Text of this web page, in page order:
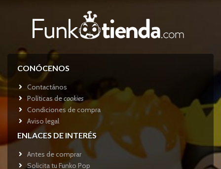
CONÓCENOS
Contactános
Políticas decookies
Condiciones de compra
Aviso legal
ENLACES DE INTERÉS
Antes de comprar
Solicita tu Funko Pop